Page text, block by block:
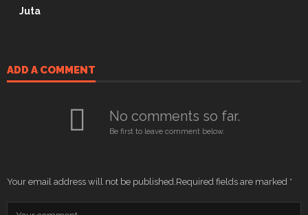
Juta
ADD A COMMENT
No comments so far.
Be first to leave comment below.
Your email address will not be published. Required fields are marked *